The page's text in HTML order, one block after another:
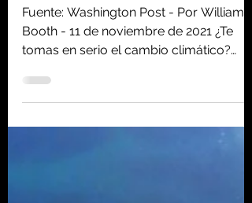
una bomba de carbono
o una solución climática
Fuente: Washington Post - Por William
Póngase serio con la turba....